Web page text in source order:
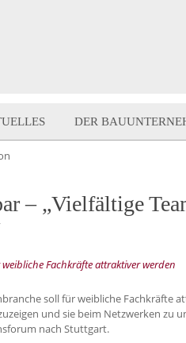
DER
– „Vielfältige
Fachkräfte attraktiver werden
soll für weibliche Fachkräfte
und sie beim Netzwerken zu
nach Stuttgart.